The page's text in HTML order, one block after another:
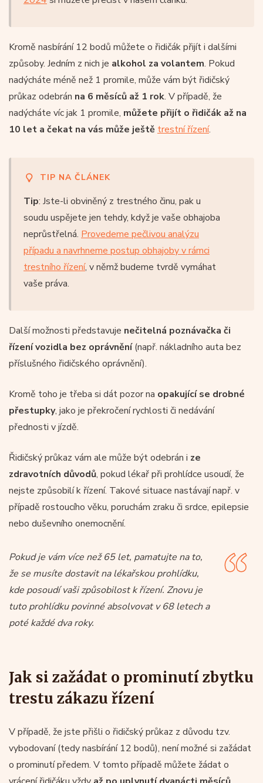
Kromě nasbírání 12 bodů můžete o řidičák přijít i dalšími
způsoby. Jedním z nich je alkohol za volantem. Pokud
nadýcháte méně než 1 promile, může vám být řidičský
průkaz odebrán na 6 měsíců až 1 rok. V případě, že
nadýcháte víc jak 1 promile, můžete přijít o řidičák až na
10 let a čekat na vás může ještě trestní řízení.
TIP NA ČLÁNEK
Tip: Jste-li obviněný z trestného činu, pak u
soudu uspějete jen tehdy, když je vaše obhajoba
neprůstřelná. Provedeme pečlivou analýzu
případu a navrhneme postup obhajoby v rámci
trestního řízení, v němž budeme tvrdě vymáhat
vaše práva.
Další možnosti představuje nečitelná poznávačka či
řízení vozidla bez oprávnění(např. nákladního auta bez
příslušného řidičského oprávnění).
Kromě toho je třeba si dát pozor na opakující se drobné
přestupky, jako je překročení rychlosti či nedávání
přednosti v jízdě.
Řidičský průkaz vám ale může být odebrán i ze
zdravotních důvodů, pokud lékař při prohlídce usoudí, že
nejste způsobilí k řízení. Takové situace nastávají např. v
případě rostoucího věku, poruchám zraku či srdce, epilepsie
nebo duševního onemocnění.
Pokud je vám více než 65 let, pamatujte na to,
že se musíte dostavit na lékařskou prohlídku,
kde posoudí vaši způsobilost k řízení. Znovu je
tuto prohlídku povinné absolvovat v 68 letech a
poté každé dva roky.
Jak si zažádat o prominutí zbytku
trestu zákazu řízení
V případě, že jste přišli o řidičský průkaz z důvodu tzv.
vybodovaní (tedy nasbírání 12 bodů), není možné si zažádat
o prominutí předem. V tomto případě můžete žádat o